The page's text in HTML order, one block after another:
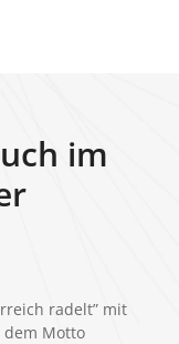
im
radelt” mit
Motto